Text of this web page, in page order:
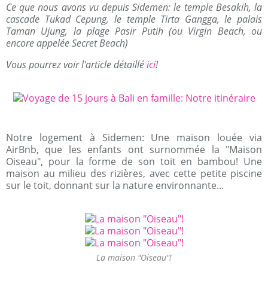
Ce que nous avons vu depuis Sidemen: le temple Besakih, la
cascade Tukad Cepung, le temple Tirta Gangga, le palais
Taman Ujung, la plage Pasir Putih (ou Virgin Beach, ou
encore appelée Secret Beach)
Vous pourrez voir l'article détailléici!
Notre logement à Sidemen: Une maison louée via
AirBnb, que les enfants ont surnommée la "Maison
Oiseau", pour la forme de son toit en bambou! Une
maison au milieu des rizières, avec cette petite piscine
sur le toit, donnant sur la nature environnante...
La maison "Oiseau"!